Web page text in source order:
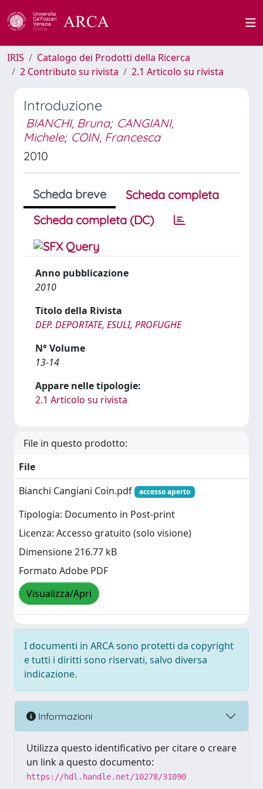
IRIS
Catalogo dei Prodotti della Ricerca
2 Contributo su rivista
2.1 Articolo su rivista
Introduzione
BIANCHI, Bruna; CANGIANI,
Michele; COIN, Francesca
2010
Scheda breve
Scheda completa
Scheda completa (DC)
Anno pubblicazione
2010
Titolo della Rivista
DEP. DEPORTATE, ESULI, PROFUGHE
N° Volume
13-14
Appare nelle tipologie:
2.1 Articolo su rivista
File in questo prodotto:
File
Bianchi Cangiani Coin.pdf
accesso aperto
Tipologia: Documento in Post-print
Licenza: Accesso gratuito (solo visione)
Dimensione 216.77 kB
Formato Adobe PDF
Visualizza/Apri
I documenti in ARCA sono protetti da copyright
e tutti i diritti sono riservati, salvo diversa
indicazione.
Informazioni
Utilizza questo identificativo per citare o creare
un link a questo documento:
https://hdl.handle.net/10278/31090